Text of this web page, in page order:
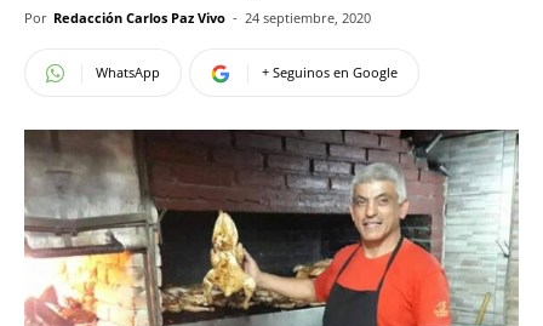
Por Redacción Carlos Paz Vivo - 24 septiembre, 2020
WhatsApp + Seguinos en Google